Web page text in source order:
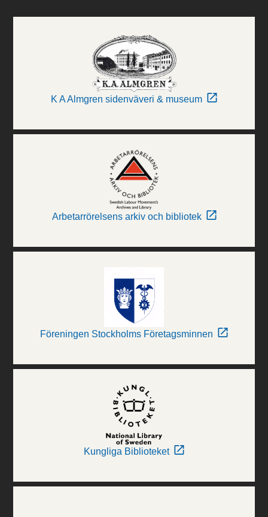
K A Almgren sidenväveri & museum
Arbetarrörelsens arkiv och bibliotek
Föreningen Stockholms Företagsminnen
Kungliga Biblioteket